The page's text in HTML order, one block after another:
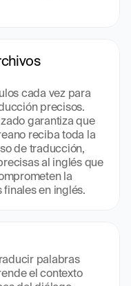
cada vez para
precisos.
garantiza que
reciba toda la
de traducción,
al inglés que
la
en inglés.
palabras
el contexto